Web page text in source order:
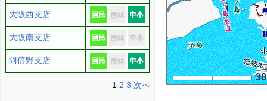
大阪西支店
大阪南支店
阿倍野支店
1 2 3 次へ